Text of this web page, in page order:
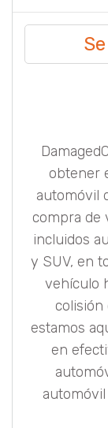
obtener
automóvil
compra de
incluidos
y SUV, en
vehículo
colisión
estamos
en
automóvil